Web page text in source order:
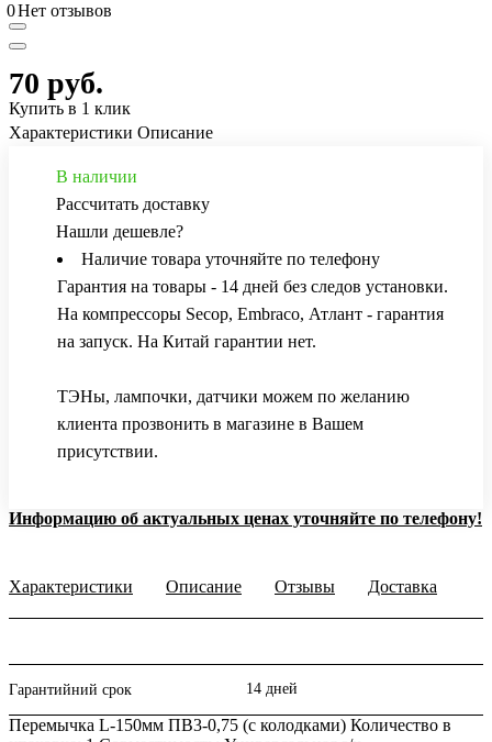
0Нет отзывов
70 руб.
Купить в 1 клик
Характеристики Описание
В наличии
Рассчитать доставку
Нашли дешевле?
Наличие товара уточняйте по телефону
Гарантия на товары - 14 дней без следов установки.
На компрессоры Secop, Embraco, Атлант - гарантия
на запуск. На Китай гарантии нет.
ТЭНы, лампочки, датчики можем по желанию
клиента прозвонить в магазине в Вашем
присутствии.
Информацию об актуальных ценах уточняйте по телефону!
Характеристики Описание Отзывы Доставка
Гарантийний срок 14 дней
Перемычка L-150мм ПВ3-0,75 (с колодками) Количество в